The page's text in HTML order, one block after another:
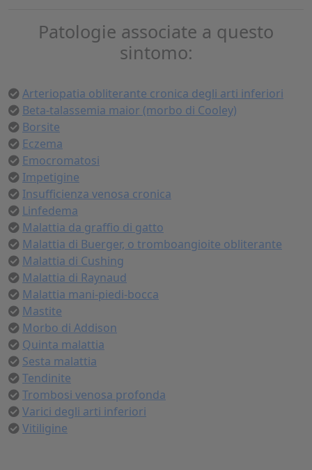
Patologie associate a questo
sintomo:
Arteriopatia obliterante cronica degli arti inferiori
Beta-talassemia maior (morbo di Cooley)
Borsite
Eczema
Emocromatosi
Impetigine
Insufficienza venosa cronica
Linfedema
Malattia da graffio di gatto
Malattia di Buerger, o tromboangioite obliterante
Malattia di Cushing
Malattia di Raynaud
Malattia mani-piedi-bocca
Mastite
Morbo di Addison
Quinta malattia
Sesta malattia
Tendinite
Trombosi venosa profonda
Varici degli arti inferiori
Vitiligine